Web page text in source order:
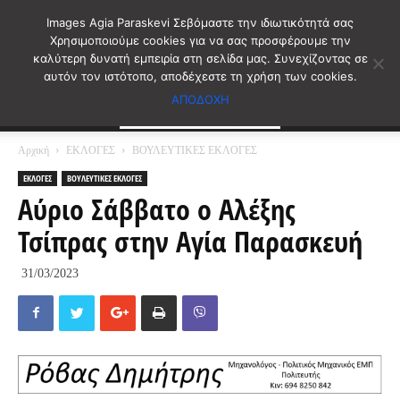
Αρχική ΕΚΛΟΓΕΣ ΒΟΥΛΕΥΤΙΚΕΣ ΕΚΛΟΓΕΣ
ΕΚΛΟΓΕΣ ΒΟΥΛΕΥΤΙΚΕΣ ΕΚΛΟΓΕΣ
Αύριο Σάββατο ο Αλέξης
Τσίπρας στην Αγία Παρασκευή
31/03/2023
Images Agia Paraskevi Σεβόμαστε την ιδιωτικότητά σας
Χρησιμοποιούμε cookies για να σας προσφέρουμε την
καλύτερη δυνατή εμπειρία στη σελίδα μας. Συνεχίζοντας σε
αυτόν τον ιστότοπο, αποδέχεστε τη χρήση των cookies.
ΑΠΟΔΟΧΗ